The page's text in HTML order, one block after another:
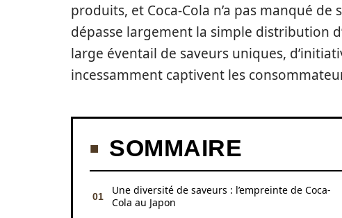
produits, et Coca-Cola n’a pas manqué
dépasse largement la simple distribution
large éventail de saveurs uniques,
incessamment captivent les
SOMMAIRE
Une diversité de saveurs : l’empreinte de Coca-
Cola au Japon